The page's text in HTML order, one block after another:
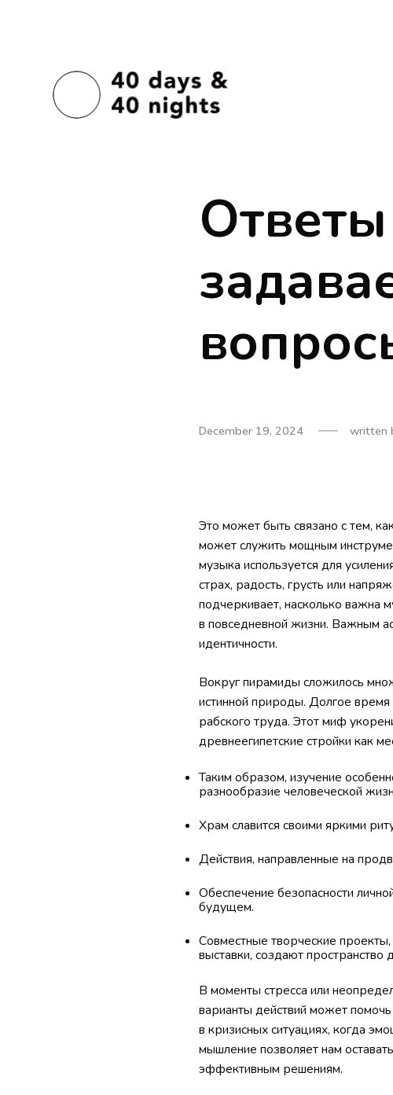
December 19, 2024 written
Это может быть связано с тем,
может служить мощным
музыка используется для
страх, радость, грусть или
подчеркивает, насколько важна
в повседневной жизни. Важным
идентичности.
Вокруг пирамиды сложилось
истинной природы. Долгое
рабского труда. Этот миф
древнеегипетские стройки как
Таким образом, изучение
разнообразие человеческой
Храм славится своими яркими
Действия, направленные на
Обеспечение безопасности
будущем.
Совместные творческие
выставки, создают
В моменты стресса или
варианты действий может
в кризисных ситуациях, когда
мышление позволяет нам
эффективным решениям.